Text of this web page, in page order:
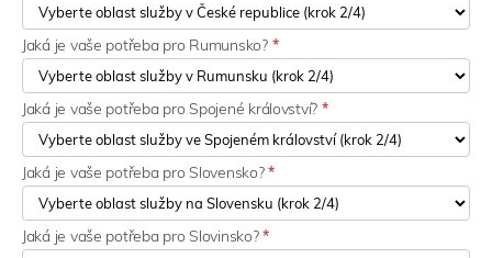
Jaká je vaše potřeba pro Rumunsko? *
Jaká je vaše potřeba pro Spojené království? *
Jaká je vaše potřeba pro Slovensko?*
Jaká je vaše potřeba pro Slovinsko?*